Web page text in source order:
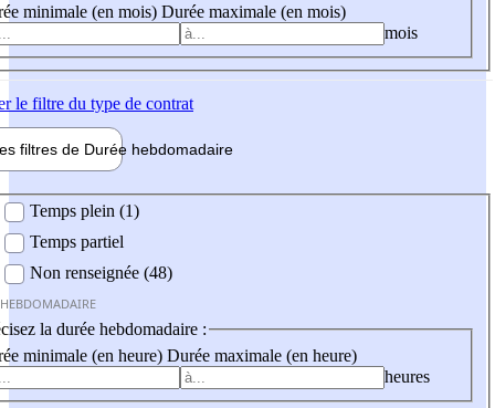
minimale (en mois) Durée maximale (en mois)
mois
le filtre du type de contrat
filtres de Durée hebdomadaire
Temps plein (1)
Temps partiel
Non renseignée (48)
la durée hebdomadaire :
minimale (en heure) Durée maximale (en heure)
heures